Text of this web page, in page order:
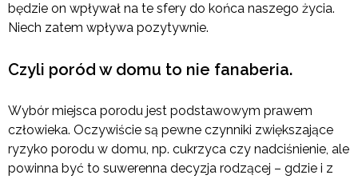
będzie on wpływał na te sfery do końca naszego życia.
Niech zatem wpływa pozytywnie.
Czyli poród w domu to nie fanaberia.
Wybór miejsca porodu jest podstawowym prawem
człowieka. Oczywiście są pewne czynniki zwiększające
ryzyko porodu w domu, np. cukrzyca czy nadciśnienie, ale
powinna być to suwerenna decyzja rodzącej – gdzie i z